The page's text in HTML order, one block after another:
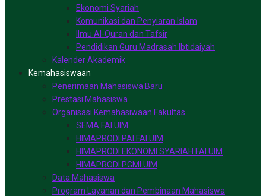
Ekonomi Syariah
Komunikasi dan Penyiaran Islam
Ilmu Al-Quran dan Tafsir
Pendidikan Guru Madrasah Ibtidaiyah
Kalender Akademik
Kemahasiswaan
Penerimaan Mahasiswa Baru
Prestasi Mahasiswa
Organisasi Kemahasiwaan Fakultas
SEMA FAI UIM
HIMAPRODI PAI FAI UIM
HIMAPRODI EKONOMI SYARIAH FAI UIM
HIMAPRODI PGMI UIM
Data Mahasiswa
Program Layanan dan Pembinaan Mahasiswa